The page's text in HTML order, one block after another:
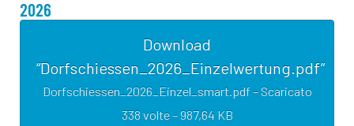
2026
Download
“Dorfschiessen_2026_Einzelwertung.pdf”
Dorfschiessen_2026_Einzel_smart.pdf – Scaricato
338 volte – 987,64 KB